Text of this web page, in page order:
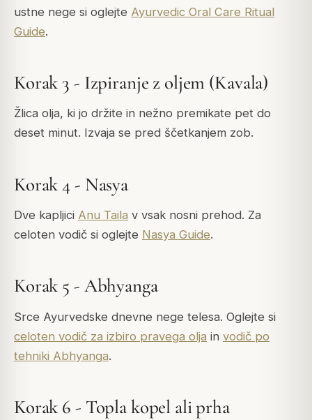
ustne nege si oglejte Ayurvedic Oral Care Ritual
Guide.
Korak 3 - Izpiranje z oljem (Kavala)
Žlica olja, ki jo držite in nežno premikate pet do
deset minut. Izvaja se pred ščetkanjem zob.
Korak 4 - Nasya
Dve kapljici Anu Taila v vsak nosni prehod. Za
celoten vodič si oglejte Nasya Guide.
Korak 5 - Abhyanga
Srce Ayurvedske dnevne nege telesa. Oglejte si
celoten vodič za izbiro pravega olja in vodič po
tehniki Abhyanga.
Korak 6 - Topla kopel ali prha